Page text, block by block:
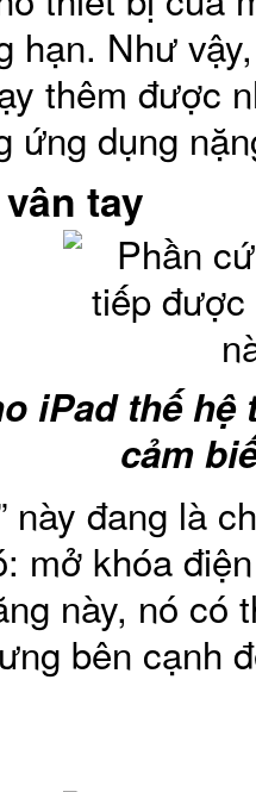
Bao da iPhone
Túi đựng iPad
Túi đựng iPad
hạn. Như
thêm được
ứng dụng
tay
iPad thế
cảm
này đang là
mở khóa
này, nó có
bên cạnh